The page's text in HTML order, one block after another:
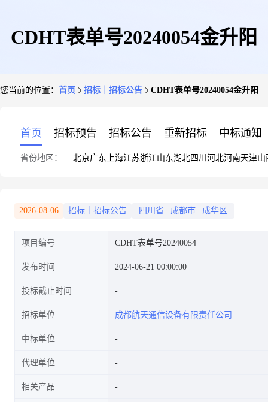
CDHT表单号20240054金升阳
您当前的位置： 首页 招标｜招标公告 CDHT表单号20240054金升阳
首页 招标预告 招标公告 重新招标 中标通知
省份地区： 北京广东 上海江苏浙江山东湖北四川 河北河南天津山
2026-08-06 招标｜招标公告 四川省 成都市 成华区
项目编号 CDHT表单号20240054
发布时间 2024-06-21 00:00:00
投标截止时间
招标单位 成都航天通信设备有限责任公司
中标单位
代理单位
相关产品